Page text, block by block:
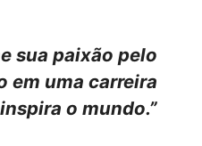
sua paixão pelo
em uma carreira
o mundo.”